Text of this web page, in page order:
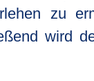
zu
wird